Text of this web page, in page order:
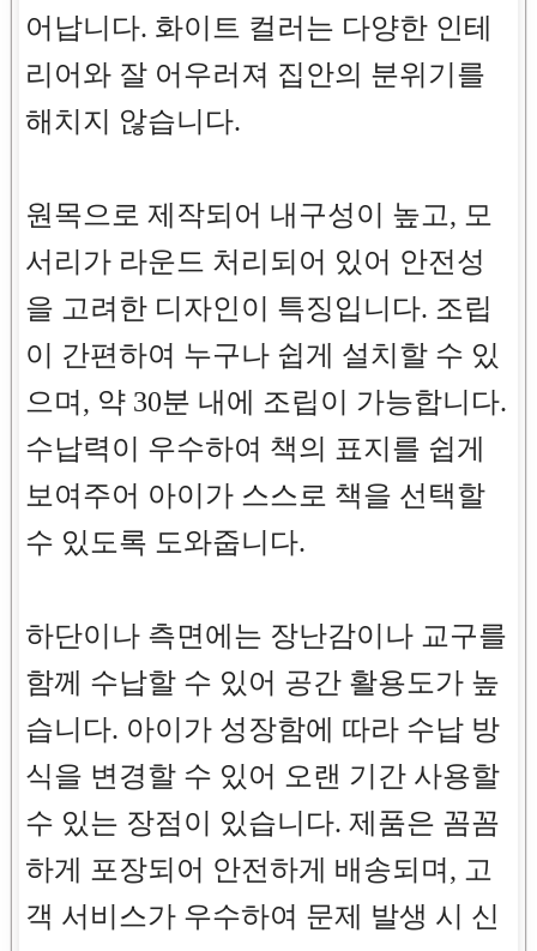
어납니다. 화이트 컬러는 다양한 인테
리어와 잘 어우러져 집안의 분위기를
해치지 않습니다.
원목으로 제작되어 내구성이 높고, 모
서리가 라운드 처리되어 있어 안전성
을 고려한 디자인이 특징입니다. 조립
이 간편하여 누구나 쉽게 설치할 수 있
으며, 약 30분 내에 조립이 가능합니다.
수납력이 우수하여 책의 표지를 쉽게
보여주어 아이가 스스로 책을 선택할
수 있도록 도와줍니다.
하단이나 측면에는 장난감이나 교구를
함께 수납할 수 있어 공간 활용도가 높
습니다. 아이가 성장함에 따라 수납 방
식을 변경할 수 있어 오랜 기간 사용할
수 있는 장점이 있습니다. 제품은 꼼꼼
하게 포장되어 안전하게 배송되며, 고
객 서비스가 우수하여 문제 발생 시 신